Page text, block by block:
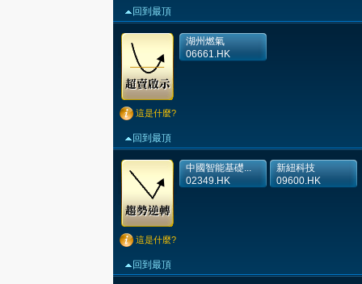
回到最頂
這是什麼?
回到最頂
湖州燃氣
06661.HK
這是什麼?
回到最頂
中國智能基礎...
02349.HK
新紐科技
09600.HK